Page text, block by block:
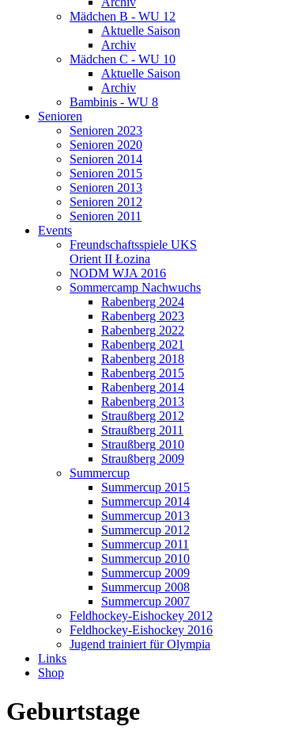
Mädchen B - WU 12
Aktuelle Saison
Archiv
Mädchen C - WU 10
Aktuelle Saison
Archiv
Bambinis - WU 8
Senioren
Senioren 2023
Senioren 2020
Senioren 2014
Senioren 2015
Senioren 2013
Senioren 2012
Senioren 2011
Events
Freundschaftsspiele UKS
Orient II Łozina
NODM WJA 2016
Sommercamp Nachwuchs
Rabenberg 2024
Rabenberg 2023
Rabenberg 2022
Rabenberg 2021
Rabenberg 2018
Rabenberg 2015
Rabenberg 2014
Rabenberg 2013
Straußberg 2012
Straußberg 2011
Straußberg 2010
Straußberg 2009
Summercup
Summercup 2015
Summercup 2014
Summercup 2013
Summercup 2012
Summercup 2011
Summercup 2010
Summercup 2009
Summercup 2008
Summercup 2007
Feldhockey-Eishockey 2012
Feldhockey-Eishockey 2016
Jugend trainiert für Olympia
Links
Shop
Geburtstage